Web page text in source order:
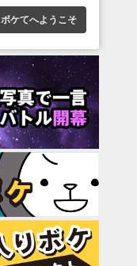
ボケてへようこそ